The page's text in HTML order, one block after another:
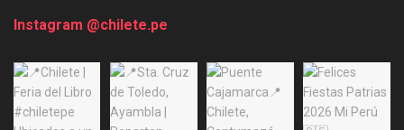
Instagram @chilete.pe